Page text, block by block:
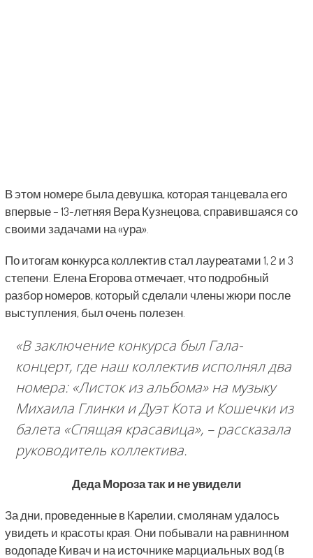
В этом номере была девушка, которая танцевала его
впервые – 13-летняя Вера Кузнецова, справившаяся со
своими задачами на «ура».
По итогам конкурса коллектив стал лауреатами 1, 2 и 3
степени. Елена Егорова отмечает, что подробный
разбор номеров, который сделали члены жюри после
выступления, был очень полезен.
«В заключение конкурса был Гала-
концерт, где наш коллектив исполнял два
номера: «Листок из альбома» на музыку
Михаила Глинки и Дуэт Кота и Кошечки из
балета «Спящая красавица»,– рассказала
руководитель коллектива.
Деда Мороза так и не увидели
За дни, проведенные в Карелии, смолянам удалось
увидеть и красоты края. Они побывали на равнинном
водопаде Кивач и на источнике марциальных вод (в